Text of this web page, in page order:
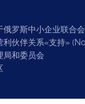
俄罗斯中小企业联合
利伙伴关系«支持»
局和委员会